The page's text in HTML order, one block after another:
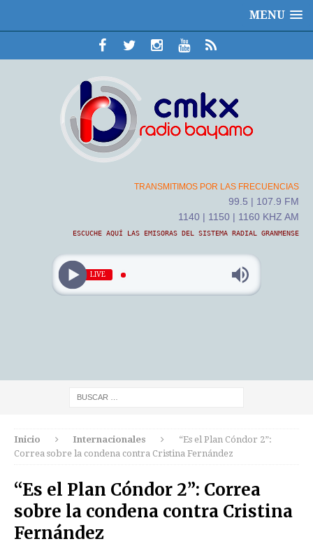
MENU
TRANSMITIMOS POR LAS FRECUENCIAS
99.5 | 107.9 FM
1140 | 1150 | 1160 KHZ AM
ESCUCHE AQUÍ LAS EMISORAS DEL SISTEMA RADIAL GRANMENSE
LIVE
Inicio Internacionales
“Es el Plan Cóndor 2”:
Correa sobre la condena contra Cristina Fernández
“Es el Plan Cóndor 2”: Correa
sobre la condena contra Cristina
Fernández